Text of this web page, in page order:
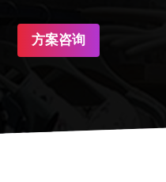
方案咨询